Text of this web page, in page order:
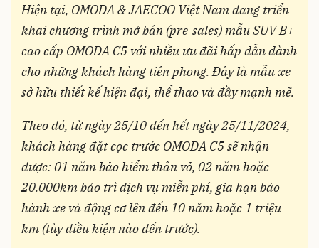
Hiện tại, OMODA & JAECOO Việt Nam đang triển
khai chương trình mở bán (pre-sales) mẫu SUV B+
cao cấp OMODA C5 với nhiều ưu đãi hấp dẫn dành
cho những khách hàng tiên phong. Đây là mẫu xe
sở hữu thiết kế hiện đại, thể thao và đầy mạnh mẽ.
Theo đó, từ ngày 25/10 đến hết ngày 25/11/2024,
khách hàng đặt cọc trước OMODA C5 sẽ nhận
được: 01 năm bảo hiểm thân vỏ, 02 năm hoặc
20.000km bảo trì dịch vụ miễn phí, gia hạn bảo
hành xe và động cơ lên đến 10 năm hoặc 1 triệu
km (tùy điều kiện nào đến trước).